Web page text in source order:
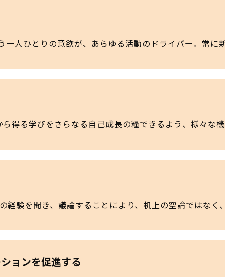
人ひとりの意欲が、あらゆる活動のドライバー。常
得る学びをさらなる自己成長の糧できるよう、様々な
験を聞き、議論することにより、机上の空論ではな
ョンを促進する